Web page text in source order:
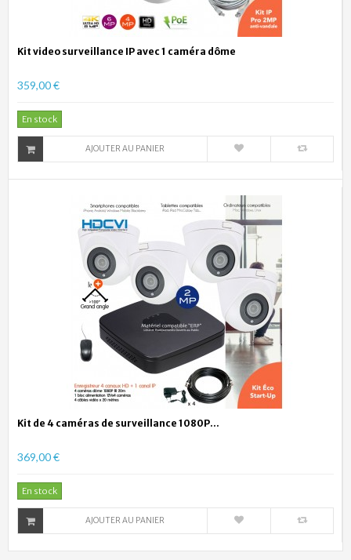
Kit video surveillance IP avec 1 caméra dôme
359,00 €
En stock
AJOUTER AU PANIER
Kit de 4 caméras de surveillance 1080P...
369,00 €
En stock
AJOUTER AU PANIER